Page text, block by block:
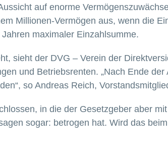
auf enorme
Millionen-Vermögen aus, wenn die
maximaler Einzahlsumme.
sieht der DVG – Verein der
und Betriebsrenten. „Nach Ende
so Andreas Reich,
in die der Gesetzgeber aber
sogar: betrogen hat. Wird das